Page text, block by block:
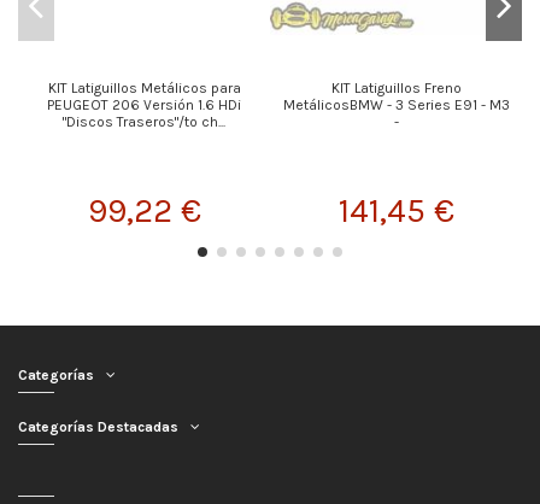
KIT Latiguillos Metálicos para
PEUGEOT 206 Versión 1.6 HDi
"Discos Traseros"/to ch...
99,22 €
KIT Latiguillos Freno
MetálicosBMW - 3 Series E91 - M3
-
141,45 €
Categorías
Categorías Destacadas